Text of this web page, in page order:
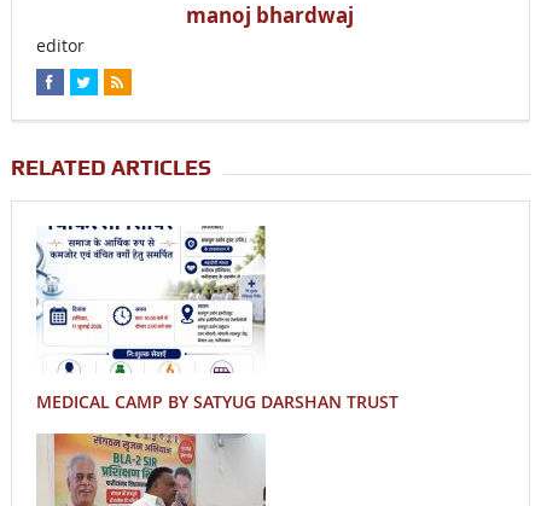
manoj bhardwaj
editor
RELATED ARTICLES
MEDICAL CAMP BY SATYUG DARSHAN TRUST